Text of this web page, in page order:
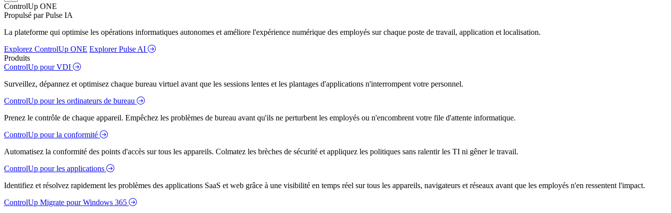
ControlUp ONE
Propulsé par Pulse IA
La plateforme qui optimise les opérations informatiques autonomes et améliore l'expérience numérique des employés sur chaque poste de travail, application et localisation.
Explorez ControlUp ONE Explorer Pulse AI
Produits
ControlUp pour VDI
Surveillez, dépannez et optimisez chaque bureau virtuel avant que les sessions lentes et les plantages d'applications n'interrompent votre personnel.
ControlUp pour les ordinateurs de bureau
Prenez le contrôle de chaque appareil. Empêchez les problèmes de bureau avant qu'ils ne perturbent les employés ou n'encombrent votre file d'attente informatique.
ControlUp pour la conformité
Automatisez la conformité des points d'accès sur tous les appareils. Colmatez les brèches de sécurité et appliquez les politiques sans ralentir les TI ni gêner le travail.
ControlUp pour les applications
Identifiez et résolvez rapidement les problèmes des applications SaaS et web grâce à une visibilité en temps réel sur tous les appareils, navigateurs et réseaux avant que les employés n'en ressentent l'impact.
ControlUp Migrate pour Windows 365